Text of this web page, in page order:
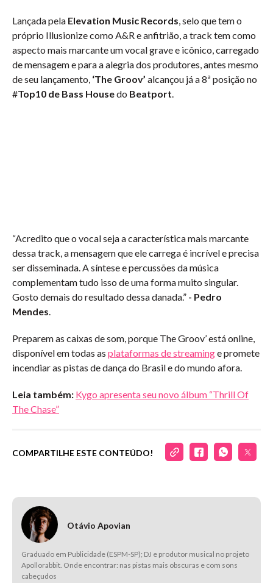
Lançada pela Elevation Music Records, selo que tem o
próprio Illusionize como A&R e anfitrião, a track tem como
aspecto mais marcante um vocal grave e icônico, carregado
de mensagem e para a alegria dos produtores, antes mesmo
de seu lançamento, ‘The Groov’ alcançou já a 8ª posição no
#Top10 de Bass Housedo Beatport.
“Acredito que o vocal seja a característica mais marcante
dessa track, a mensagem que ele carrega é incrível e precisa
ser disseminada. A síntese e percussões da música
complementam tudo isso de uma forma muito singular.
Gosto demais do resultado dessa danada.” - Pedro
Mendes.
Preparem as caixas de som, porque The Groov’ está online,
disponível em todas as plataformas de streaminge promete
incendiar as pistas de dança do Brasil e do mundo afora.
Leia também: Kygo apresenta seu novo álbum “Thrill Of
The Chase”
COMPARTILHE ESTE CONTEÚDO!
Otávio Apovian
Graduado em Publicidade (ESPM-SP); DJ e produtor musical no projeto
Apollorabbit. Onde encontrar: nas pistas mais obscuras e com sons
cabeçudos